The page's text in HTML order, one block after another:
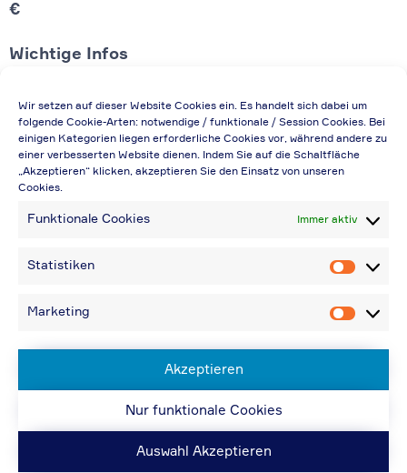
Wir setzen auf dieser Website Cookies ein. Es handelt sich dabei um
folgende Cookie-Arten: notwendige / funktionale / Session Cookies. Bei
einigen Kategorien liegen erforderliche Cookies vor, während andere zu
einer verbesserten Website dienen. Indem Sie auf die Schaltfläche
„Akzeptieren“ klicken, akzeptieren Sie den Einsatz von unseren
Cookies.
Funktionale Cookies Immer aktiv
Statistiken
Marketing
Akzeptieren
Nur funktionale Cookies
Auswahl Akzeptieren
€
Wichtige Infos
Die Preisangabe gilt auch für
Handelsbetriebe (Netto-Preis, ohne
Rabattabzug)
Falls durch Falschangaben im Bestellformular
Bei Rückfragen können Sie uns über die E-
Bei Angabe von USt-IdNr und Bestellungen
| Website: ORIS